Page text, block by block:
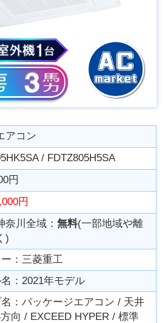
アコン
/ FDTZ805H5SA
円
円
奈川全域：無料(一部地域や離
)
：三菱重工
：2021年モデル
：パッケージエアコン / 天井
向 / EXCEED HYPER / 標準